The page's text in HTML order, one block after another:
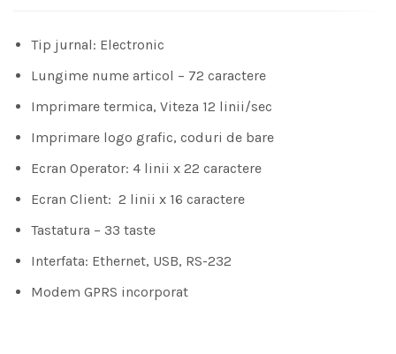
Tip jurnal: Electronic
Lungime nume articol – 72 caractere
Imprimare termica, Viteza 12 linii/sec
Imprimare logo grafic, coduri de bare
Ecran Operator: 4 linii x 22 caractere
Ecran Client: 2 linii x 16 caractere
Tastatura – 33 taste
Interfata: Ethernet, USB, RS-232
Modem GPRS incorporat